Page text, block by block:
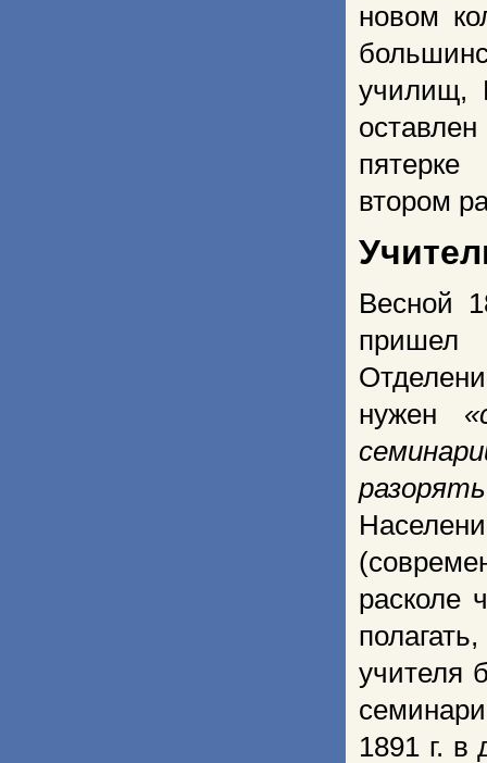
новом
училищ,
втором
Весной
пришел
нужен
расколе
учителя
1891 г.